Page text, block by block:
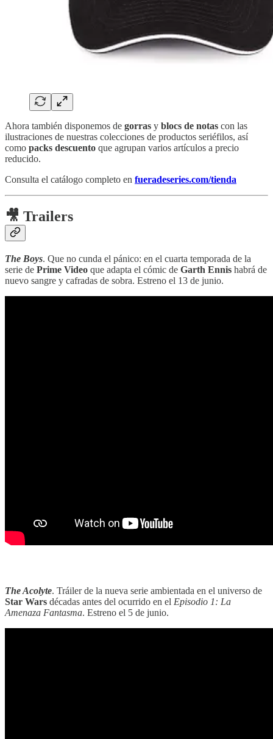
Ahora también disponemos de gorras y blocs de notas con las
ilustraciones de nuestras colecciones de productos seriéfilos, así
como packs descuento que agrupan varios artículos a precio
reducido.
Consulta el catálogo completo en fueradeseries.com/tienda
🎥 Trailers
The Boys. Que no cunda el pánico: en el cuarta temporada de la
serie de Prime Video que adapta el cómic de Garth Ennis habrá de
nuevo sangre y cafradas de sobra. Estreno el 13 de junio.
The Acolyte. Tráiler de la nueva serie ambientada en el universo de
Star Wars décadas antes del ocurrido en el Episodio 1: La
Amenaza Fantasma. Estreno el 5 de junio.